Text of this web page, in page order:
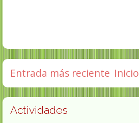
Entrada más reciente Inicio
Actividades